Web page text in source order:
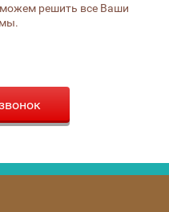
решить все Ваши